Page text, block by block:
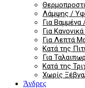
Λάμψης /
Για Βαμμένα
Για
Για Λεπτά
Κατά της
Για
Κατά της
Χωρίς
Άνδρες